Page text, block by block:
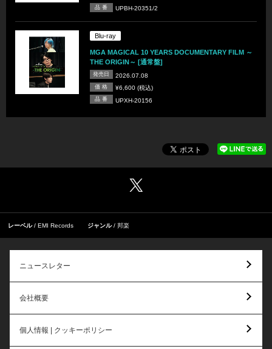
品 番 UPBH-20351/2
Blu-ray
MGA MAGICAL 10 YEARS DOCUMENTARY FILM ～
THE ORIGIN～ [通常盤]
発売日 2026.07.08
価 格 ¥6,600 (税込)
品 番 UPXH-20156
レーベル EMI Records ジャンル 邦楽
ニュースレター
会社概要
個人情報 | クッキーポリシー